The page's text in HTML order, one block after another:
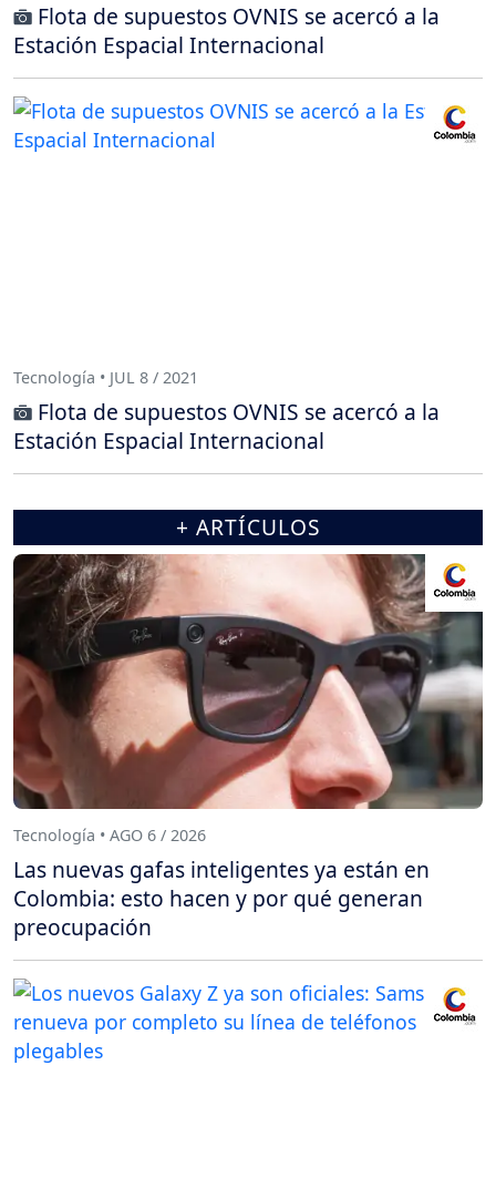
Flota de supuestos OVNIS se acercó a la
Estación Espacial Internacional
Tecnología • JUL 8 / 2021
Flota de supuestos OVNIS se acercó a la
Estación Espacial Internacional
+ ARTÍCULOS
Tecnología • AGO 6 / 2026
Las nuevas gafas inteligentes ya están en
Colombia: esto hacen y por qué generan
preocupación